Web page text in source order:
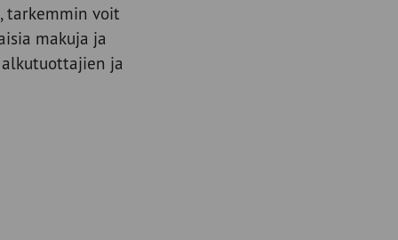
tarkemmin voit
makuja ja
ja